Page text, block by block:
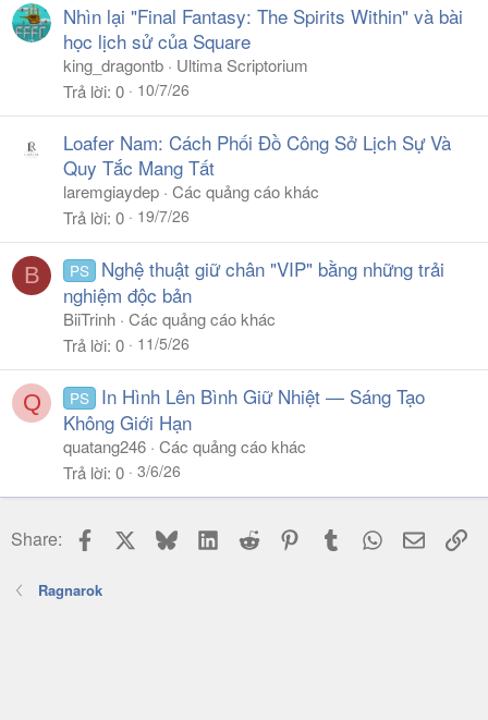
Nhìn lại "Final Fantasy: The Spirits Within" và bài
học lịch sử của Square
king_dragontb
Ultima Scriptorium
Trả lời 0 10/7/26
Loafer Nam: Cách Phối Đồ Công Sở Lịch Sự Và
Quy Tắc Mang Tất
laremgiaydep Các quảng cáo khác
Trả lời 0 19/7/26
B PS
Nghệ thuật giữ chân "VIP" bằng những trải
nghiệm độc bản
BiiTrinh Các quảng cáo khác
Trả lời 0 11/5/26
Q PS
In Hình Lên Bình Giữ Nhiệt — Sáng Tạo
Không Giới Hạn
quatang246 Các quảng cáo khác
Trả lời 0 3/6/26
Share: Facebook BlueskyLinkedIn
Reddit PinterestTumblr WhatsApp
Email
Ragnarok